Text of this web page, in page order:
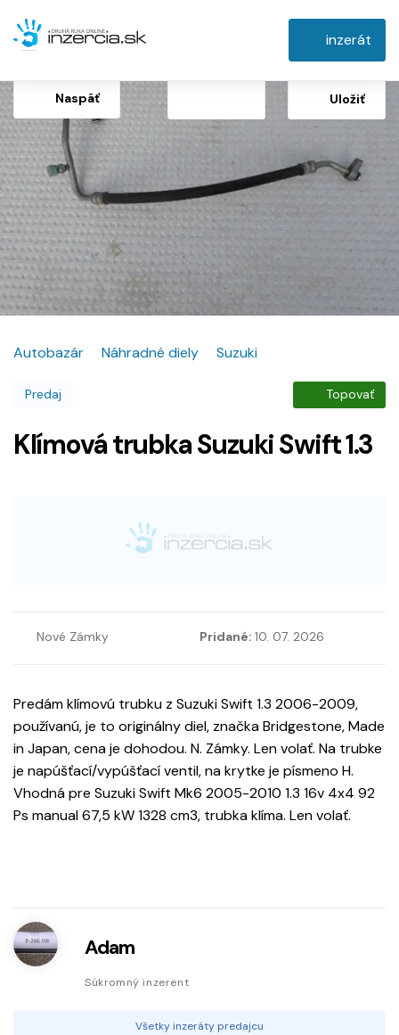
inzerát
Naspäť Uložiť
Autobazár Náhradné diely Suzuki
Predaj Topovať
Klímová trubka Suzuki Swift 1.3
Nové Zámky Pridané: 10. 07. 2026
Predám klímovú trubku z Suzuki Swift 1.3 2006-2009,
používanú, je to originálny diel, značka Bridgestone, Made
in Japan, cena je dohodou. N. Zámky. Len volať. Na trubke
je napúšťací/vypúšťací ventil, na krytke je písmeno H.
Vhodná pre Suzuki Swift Mk6 2005-2010 1.3 16v 4x4 92
Ps manual 67,5 kW 1328 cm3, trubka klíma. Len volať.
Adam
Súkromný inzerent
Všetky inzeráty predajcu